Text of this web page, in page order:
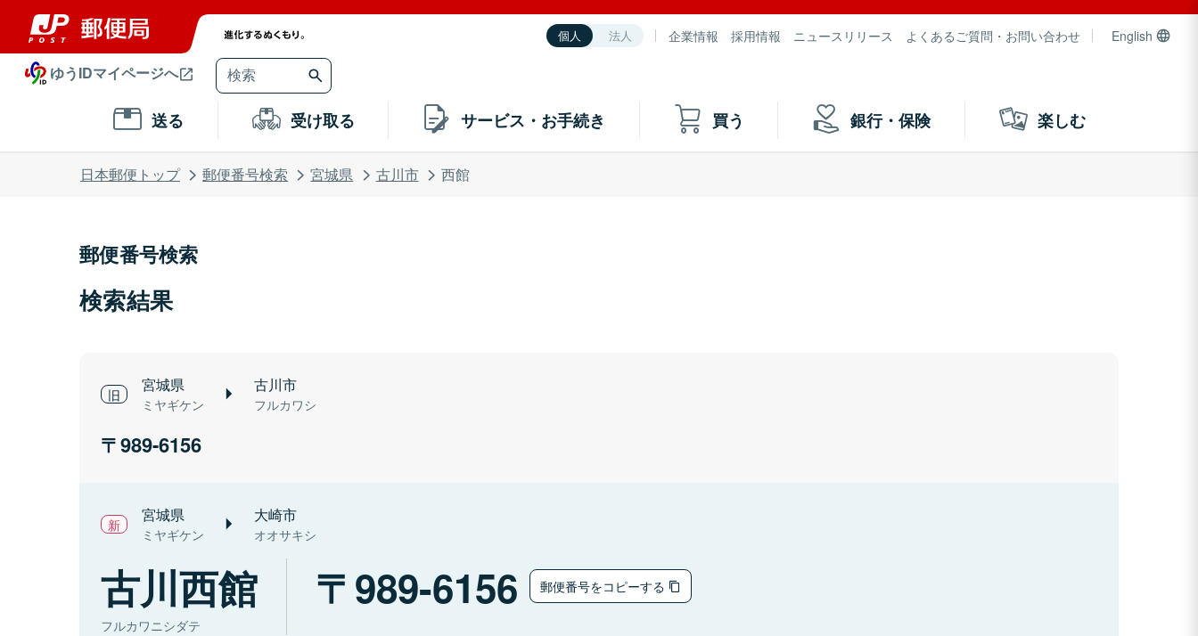
個人 法人 企業情報 採用情報 ニュースリリース よくあるご質問・お問い合わせ English
ゆうIDマイページへ
送る 受け取る サービス・お手続き 買う 銀行・保険 楽しむ
日本郵便トップ 郵便番号検索 宮城県 古川市 西館
郵便番号検索
検索結果
宮城県
ミヤギケン
古川市
フルカワシ
989-6156
宮城県
ミヤギケン
大崎市
オオサキシ
古川西館
フルカワニシダテ
989-6156 郵便番号をコピーする